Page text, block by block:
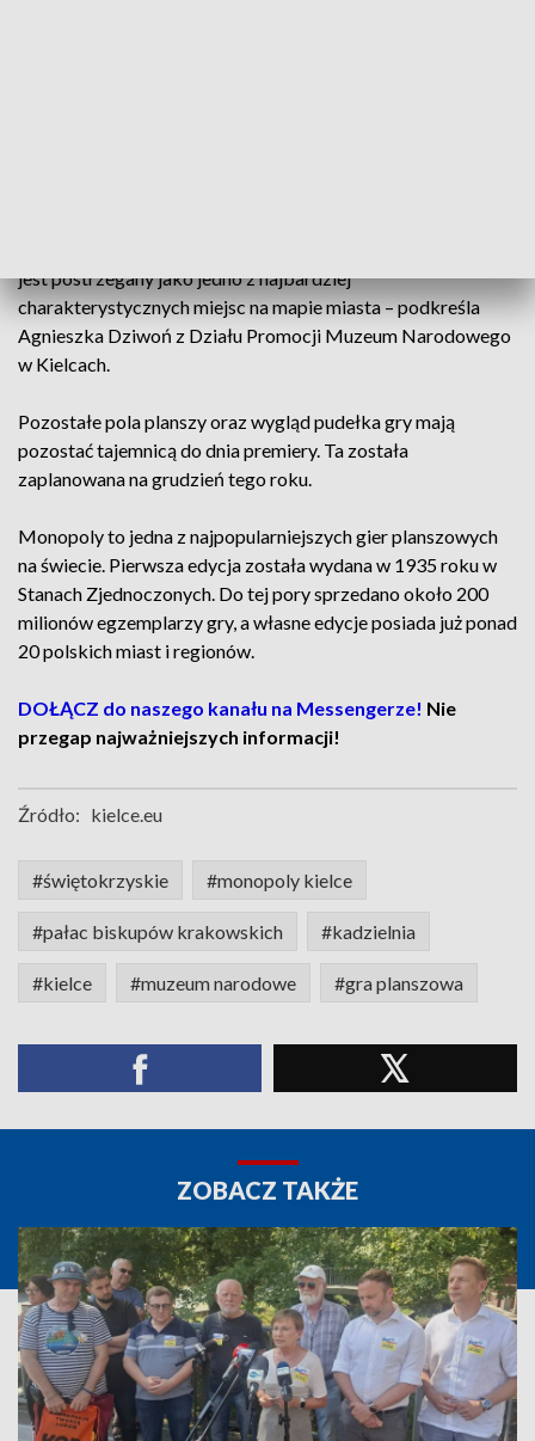
jest postrzegany jako jedno z najbardziej
charakterystycznych miejsc na mapie miasta – podkreśla
Agnieszka Dziwoń z Działu Promocji Muzeum Narodowego
w Kielcach.
Pozostałe pola planszy oraz wygląd pudełka gry mają
pozostać tajemnicą do dnia premiery. Ta została
zaplanowana na grudzień tego roku.
Monopoly to jedna z najpopularniejszych gier planszowych
na świecie. Pierwsza edycja została wydana w 1935 roku w
Stanach Zjednoczonych. Do tej pory sprzedano około 200
milionów egzemplarzy gry, a własne edycje posiada już ponad
20 polskich miast i regionów.
DOŁĄCZ do naszego kanału na Messengerze! Nie
przegap najważniejszych informacji!
Źródło: kielce.eu
#świętokrzyskie #monopoly kielce
#pałac biskupów krakowskich #kadzielnia
#kielce #muzeum narodowe #gra planszowa
ZOBACZ TAKŻE